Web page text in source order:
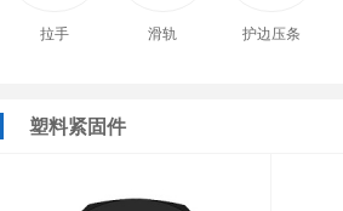
拉手 滑轨 护边压条
塑料紧固件